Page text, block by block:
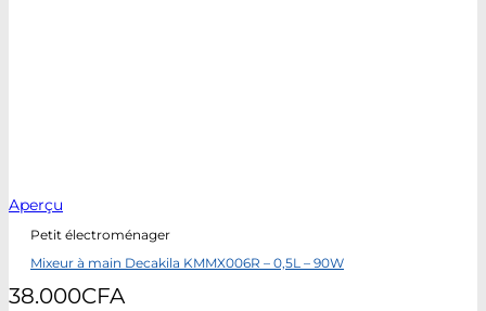
Aperçu
Petit électroménager
Mixeur à main Decakila KMMX006R – 0,5L – 90W
38.000CFA